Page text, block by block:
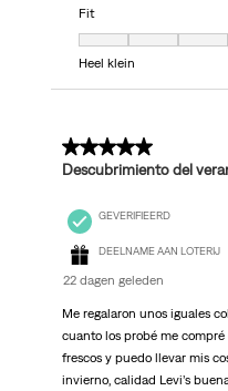
Fit
Fit, 4 van 7, waarbij 1
Heel klein
5 van 5 sterren.
Descubrimiento del
GEVERIFIEERD
DEELNAME AAN LOTERIJ
22 dagen geleden
Me regalaron unos iguales
cuanto los probé me
frescos y puedo llevar mis
invierno, calidad Levi’s